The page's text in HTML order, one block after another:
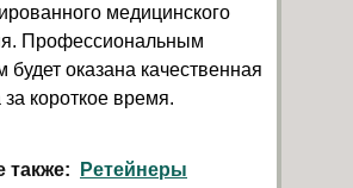
медицинского
Профессиональным
будет оказана качественная
короткое время.
также:
Ретейнеры